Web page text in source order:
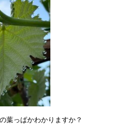
葉っぱかわかりますか？